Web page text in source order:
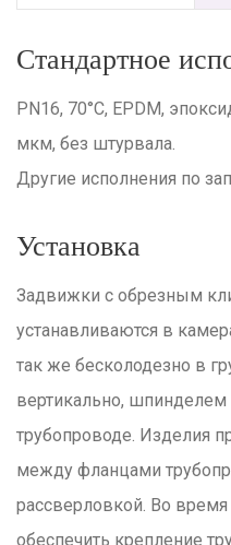
Стандартное
PN16, 70°C, EPDM,
мкм, без штурвала.
Другие исполнения по
Установка
Задвижки с обрезным
устанавливаются в
так же бесколодезно в
вертикально, шпинделем
трубопроводе. Изделия
между фланцами
рассверловкой. Во
обеспечить крепление